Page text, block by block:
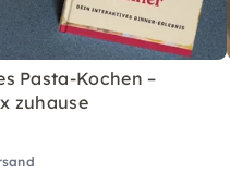
Pasta-Kochen –
zuhause